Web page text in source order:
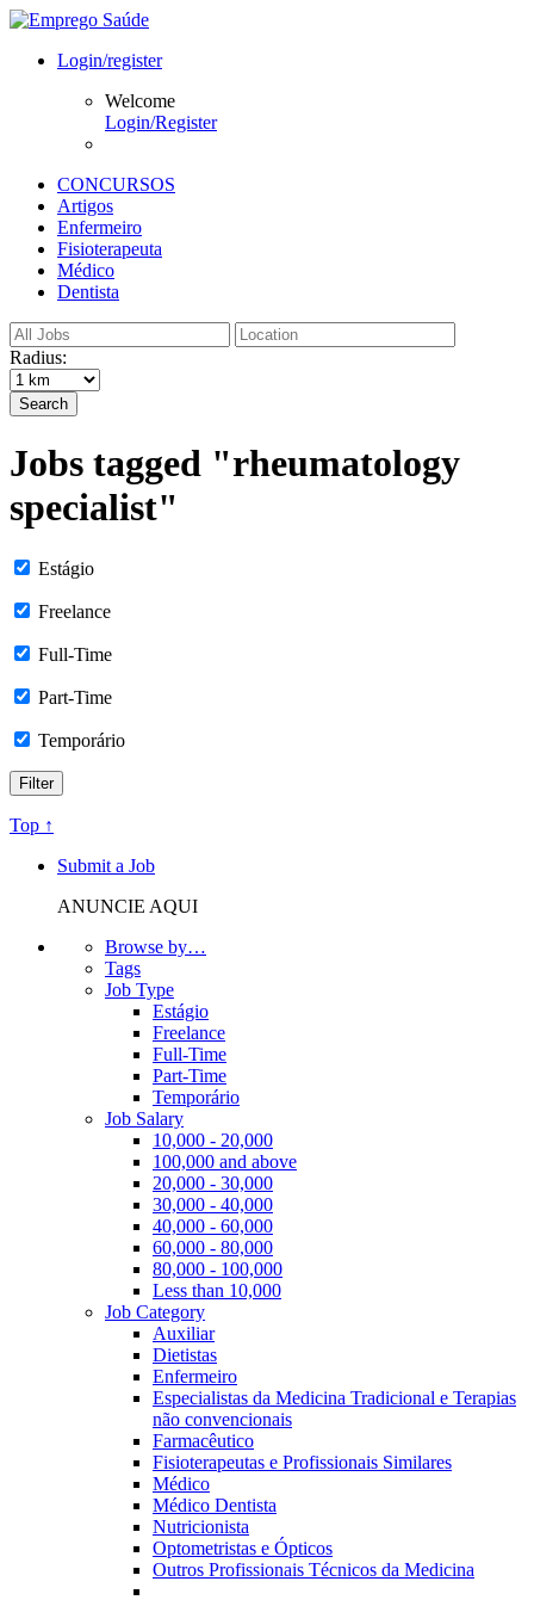
Login/register
Welcome
Login/Register
CONCURSOS
Artigos
Enfermeiro
Fisioterapeuta
Médico
Dentista
Radius:
Search
Jobs tagged "rheumatology
specialist"
Estágio
Freelance
Full-Time
Part-Time
Temporário
Top ↑
Submit a Job
ANUNCIE AQUI
Browse by…
Tags
Job Type
Estágio
Freelance
Full-Time
Part-Time
Temporário
Job Salary
10,000 - 20,000
100,000 and above
20,000 - 30,000
30,000 - 40,000
40,000 - 60,000
60,000 - 80,000
80,000 - 100,000
Less than 10,000
Job Category
Auxiliar
Dietistas
Enfermeiro
Especialistas da Medicina Tradicional e Terapias
não convencionais
Farmacêutico
Fisioterapeutas e Profissionais Similares
Médico
Médico Dentista
Nutricionista
Optometristas e Ópticos
Outros Profissionais Técnicos da Medicina